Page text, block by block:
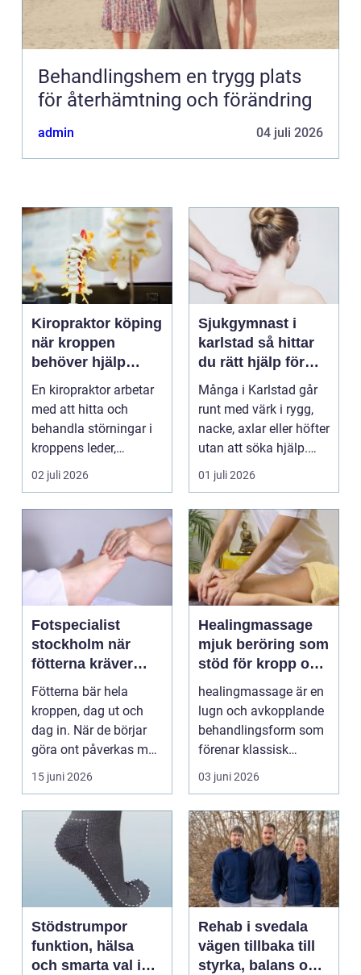
Behandlingshem en trygg plats
för återhämtning och förändring
admin 04 juli 2026
Kiropraktor köping
när kroppen
behöver hjälp
tillbaka
En kiropraktor arbetar
med att hitta och
behandla störningar i
kroppens leder,
muskler och
nervsyste...
02 juli 2026
Sjukgymnast i
karlstad så hittar
du rätt hjälp för
kroppen
Många i Karlstad går
runt med värk i rygg,
nacke, axlar eller höfter
utan att söka hjälp.
Andra har ...
01 juli 2026
Fotspecialist
stockholm när
fötterna kräver
mer än vanliga
sulor
Fötterna bär hela
kroppen, dag ut och
dag in. När de börjar
göra ont påverkas mer
15 juni 2026
Healingmassage
mjuk beröring som
stöd för kropp och
själ
healingmassage är en
lugn och avkopplande
behandlingsform som
förenar klassisk
massage med
energibas...
03 juni 2026
Stödstrumpor
funktion, hälsa
och smarta val i
Rehab i svedala
vägen tillbaka till
styrka, balans och